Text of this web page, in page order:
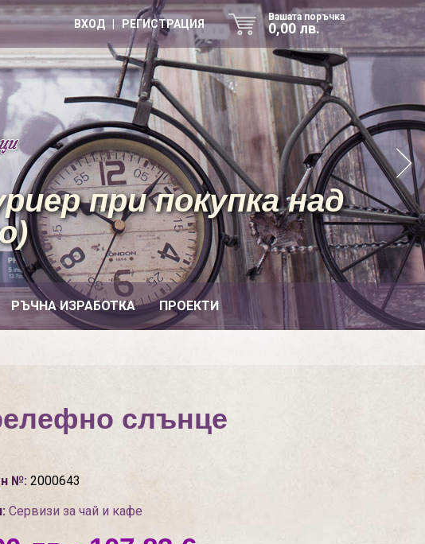
Вашата поръчка
0,00 лв.
ВХОД | РЕГИСТРАЦИЯ
РЪЧНА ИЗРАБОТКА ПРОЕКТИ
при покупка над
слънце
№:2000643
Сервизи за чай и кафе